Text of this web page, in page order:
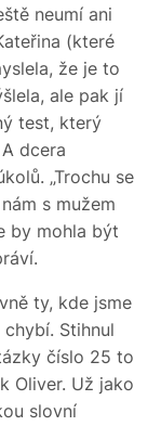
neumí ani
(které
že je to
ale pak jí
test, který
dcera
„Trochu se
s mužem
by mohla být
ty, kde jsme
Stihnul
číslo 25 to
Oliver. Už jako
slovní